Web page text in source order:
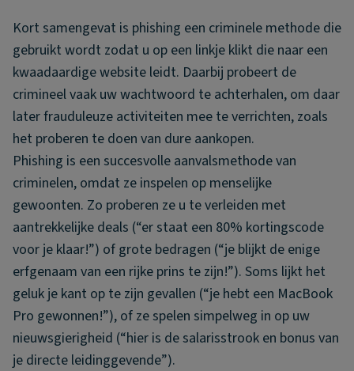
Kort samengevat is phishing een criminele methode die
gebruikt wordt zodat u op een linkje klikt die naar een
kwaadaardige website leidt. Daarbij probeert de
crimineel vaak uw wachtwoord te achterhalen, om daar
later frauduleuze activiteiten mee te verrichten, zoals
het proberen te doen van dure aankopen.
Phishing is een succesvolle aanvalsmethode van
criminelen, omdat ze inspelen op menselijke
gewoonten. Zo proberen ze u te verleiden met
aantrekkelijke deals (“er staat een 80% kortingscode
voor je klaar!”) of grote bedragen (“je blijkt de enige
erfgenaam van een rijke prins te zijn!”). Soms lijkt het
geluk je kant op te zijn gevallen (“je hebt een MacBook
Pro gewonnen!”), of ze spelen simpelweg in op uw
nieuwsgierigheid (“hier is de salarisstrook en bonus van
je directe leidinggevende”).